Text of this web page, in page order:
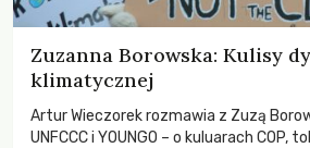
Zuzanna Borowska: Kulisy
klimatycznej
Artur Wieczorek rozmawia z Zuzą
UNFCCC i YOUNGO – o kuluarach COP,